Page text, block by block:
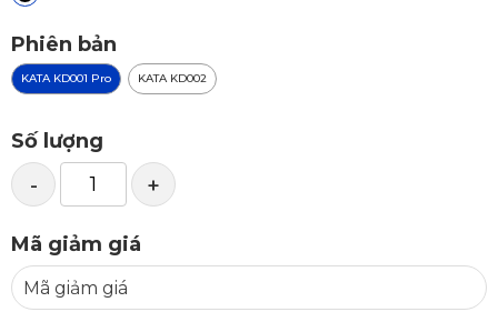
Phiên bản
KATA KD001 Pro KATA KD002
Số lượng
- +
Mã giảm giá